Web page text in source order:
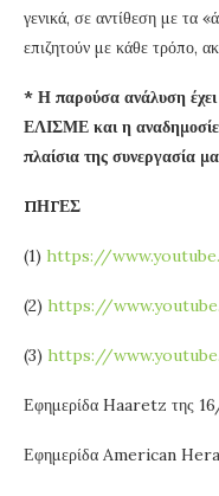
γενικά, σε αντίθεση με τα
επιζητούν με κάθε τρόπο,
* Η παρούσα ανάλυση έχει
ΕΛΙΣΜΕ και η
πλαίσια της συνεργασία
ΠΗΓΕΣ
(1) https://
(2) https://
(3) https://
Εφημερίδα Haaretz της
Εφημερίδα American